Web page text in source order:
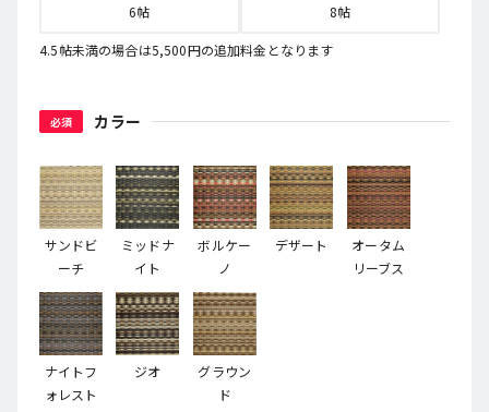
6帖 8帖
4.5帖未満の場合は5,500円の追加料金となります
必須 カラー
サンドビ
ーチ
ミッドナ
イト
ボルケー
ノ
デザート
オータム
リーブス
ナイトフ
ォレスト
ジオ
グラウン
ド